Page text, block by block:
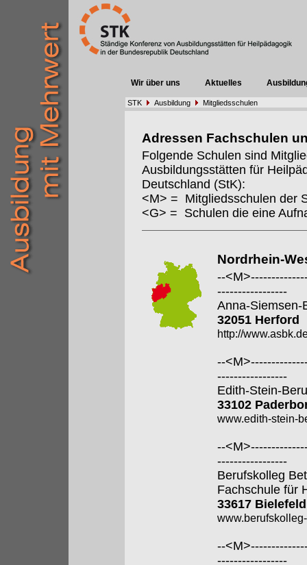
Wir über uns Aktuelles
STK Ausbildung Mitgliedsschulen
Adressen Fachschulen
Folgende Schulen sind
Ausbildungsstätten für
Deutschland (StK):
<M> = Mitgliedsschulen der
<G> = Schulen die eine
Nordrhein-
--
-----------------
Anna-Siemsen-
32051 Herford
http://
--
-----------------
Edith-Stein-
33102
www.edith-stein-
--
-----------------
Berufskolleg
Fachschule für
33617 Bielefeld
--
-----------------